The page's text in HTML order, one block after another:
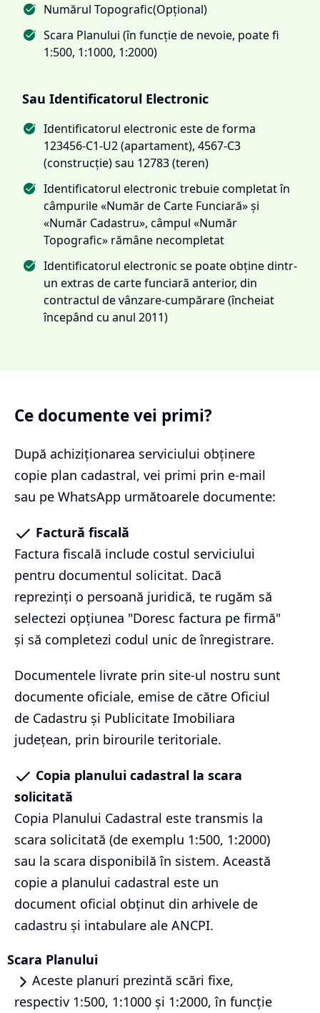
Numărul Topografic(Opțional)
Scara Planului (în funcție de nevoie, poate fi
1:500, 1:1000, 1:2000)
Sau Identificatorul Electronic
Identificatorul electronic este de forma
123456-C1-U2 (apartament), 4567-C3
(construcție) sau 12783 (teren)
Identificatorul electronic trebuie completat în
câmpurile «Număr de Carte Funciară» și
«Număr Cadastru», câmpul «Număr
Topografic» rămâne necompletat
Identificatorul electronic se poate obține dintr-
un extras de carte funciară anterior, din
contractul de vânzare-cumpărare (încheiat
începând cu anul 2011)
Ce documente vei primi?
După achiziționarea serviciului obținere
copie plan cadastral, vei primi prin e-mail
sau pe WhatsApp următoarele documente:
Factură fiscală
Factura fiscală include costul serviciului
pentru documentul solicitat. Dacă
reprezinți o persoană juridică, te rugăm să
selectezi opțiunea "Doresc factura pe firmă"
și să completezi codul unic de înregistrare.
Documentele livrate prin site-ul nostru sunt
documente oficiale, emise de către Oficiul
de Cadastru și Publicitate Imobiliara
județean, prin birourile teritoriale.
Copia planului cadastral la scara
solicitată
Copia Planului Cadastral este transmis la
scara solicitată (de exemplu 1:500, 1:2000)
sau la scara disponibilă în sistem. Această
copie a planului cadastral este un
document oficial obținut din arhivele de
cadastru și intabulare ale ANCPI.
Scara Planului
Aceste planuri prezintă scări fixe,
respectiv 1:500, 1:1000 și 1:2000, în funcție